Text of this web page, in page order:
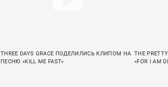
THREE DAYS GRACE ПОДЕЛИЛИСЬ КЛИПОМ НА
ПЕСНЮ «KILL ME FAST»
THE
«FOR I AM